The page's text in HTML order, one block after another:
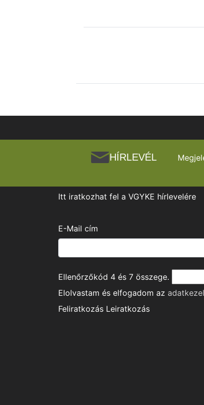
HÍRLEVÉL
Itt iratkozhat fel a VGYKE hírlevelére
E-Mail cím
Ellenőrzőkód 4 és 7 összege.
Elolvastam és elfogadom az
Feliratkozás Leiratkozás